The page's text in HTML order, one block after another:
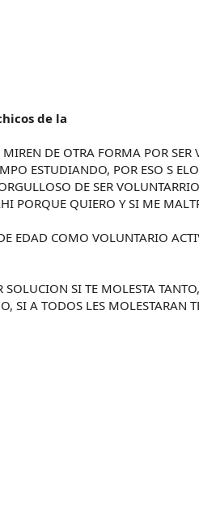
de la
DE OTRA FORMA POR
ESTUDIANDO, POR ESO S
DE SER
PORQUE QUIERO Y SI ME
EDAD COMO VOLUNTARIO
SI TE MOLESTA
A TODOS LES MOLESTARAN